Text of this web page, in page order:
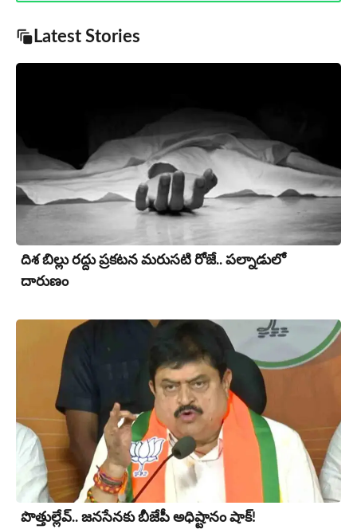
Latest Stories
దిశ బిల్లు రద్దు ప్రకటన మరుసటి రోజే.. పల్నాడులో
దారుణం
పొత్తుల్లేవ్.. జనసేనకు బీజేపీ అధిష్టానం షాక్!